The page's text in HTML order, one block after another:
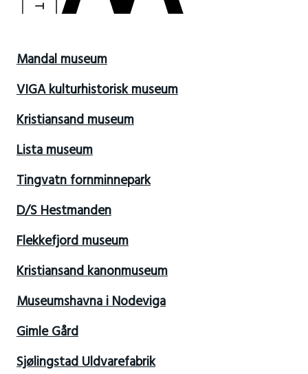
Mandal museum
VIGA kulturhistorisk museum
Kristiansand museum
Lista museum
Tingvatn fornminnepark
D/S Hestmanden
Flekkefjord museum
Kristiansand kanonmuseum
Museumshavna i Nodeviga
Gimle Gård
Sjølingstad Uldvarefabrik